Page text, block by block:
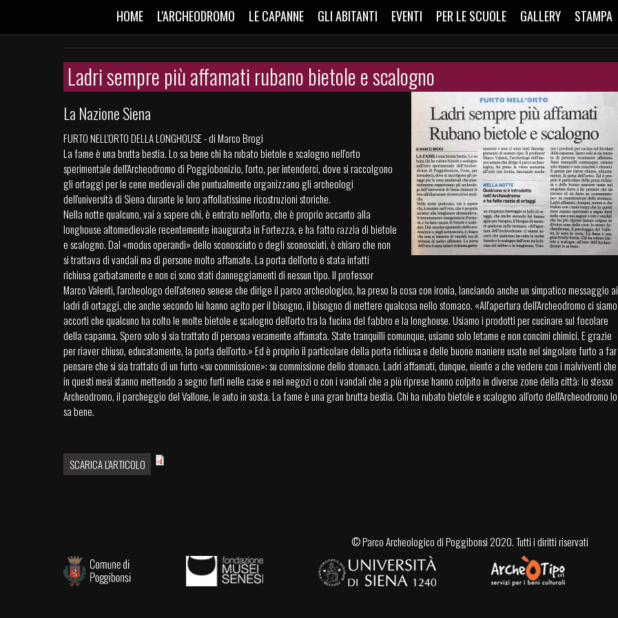
HOME L'ARCHEODROMO LE CAPANNE GLI ABITANTI EVENTI PER LE SCUOLE GALLERY STAMPA
Ladri sempre più affamati rubano bietole e scalogno
La Nazione Siena
FURTO NELL'ORTO DELLA LONGHOUSE - di Marco Brogi
La fame è una brutta bestia. Lo sa bene chi ha rubato bietole e scalogno nell'orto
sperimentale dell'Archeodromo di Poggiobonizio, l'orto, per intenderci, dove si raccolgono
gli ortaggi per le cene medievali che puntualmente organizzano gli archeologi
dell'università di Siena durante le loro affollatissime ricostruzioni storiche.
Nella notte qualcuno, vai a sapere chi, è entrato nell'orto, che è proprio accanto alla
longhouse altomedievale recentemente inaugurata in Fortezza, e ha fatto razzia di bietole
e scalogno. Dal «modus operandi» dello sconosciuto o degli sconosciuti, è chiaro che non
si trattava di vandali ma di persone molto affamate. La porta dell'orto è stata infatti
richiusa garbatamente e non ci sono stati danneggiamenti di nessun tipo. Il professor
Marco Valenti, l'archeologo dell'ateneo senese che dirige il parco archeologico, ha preso la cosa con ironia, lanciando anche un simpatico messaggio ai
ladri di ortaggi, che anche secondo lui hanno agito per il bisogno, il bisogno di mettere qualcosa nello stomaco. «All'apertura dell'Archeodromo ci siamo
accorti che qualcuno ha colto le molte bietole e scalogno dell'orto tra la fucina del fabbro e la longhouse. Usiamo i prodotti per cucinare sul focolare
della capanna. Spero solo si sia trattato di persona veramente affamata. State tranquilli comunque, usiamo solo letame e non concimi chimici. E grazie
per riaver chiuso, educatamente, la porta dell'orto.» Ed è proprio il particolare della porta richiusa e delle buone maniere usate nel singolare furto a far
pensare che si sia trattato di un furto «su commissione»: su commissione dello stomaco. Ladri affamati, dunque, niente a che vedere con i malviventi che
in questi mesi stanno mettendo a segno furti nelle case e nei negozi o con i vandali che a più riprese hanno colpito in diverse zone della città: lo stesso
Archeodromo, il parcheggio del Vallone, le auto in sosta. La fame è una gran brutta bestia. Chi ha rubato bietole e scalogno all'orto dell'Archeodromo lo
sa bene.
SCARICA L'ARTICOLO
©Parco Archeologico di Poggibonsi 2020. Tutti i diritti riservati